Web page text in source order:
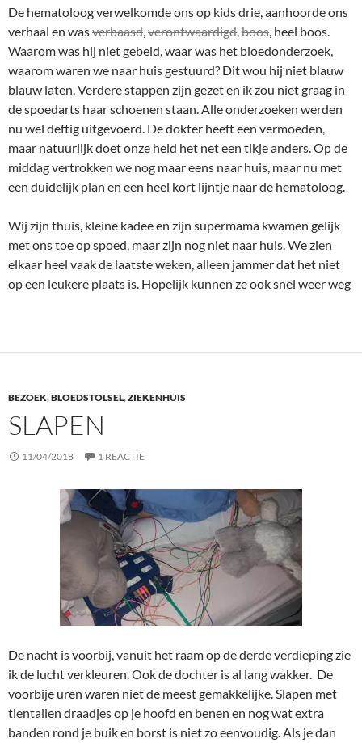
De hematoloog verwelkomde ons op kids drie, aanhoorde ons
verhaal en wasverbaasd,verontwaardigd,boos, heel boos.
Waarom was hij niet gebeld, waar was het bloedonderzoek,
waarom waren we naar huis gestuurd? Dit wou hij niet blauw
blauw laten. Verdere stappen zijn gezet en ik zou niet graag in
de spoedarts haar schoenen staan. Alle onderzoeken werden
nu wel deftig uitgevoerd. De dokter heeft een vermoeden,
maar natuurlijk doet onze held het net een tikje anders. Op de
middag vertrokken we nog maar eens naar huis, maar nu met
een duidelijk plan en een heel kort lijntje naar de hematoloog.
Wij zijn thuis, kleine kadee en zijn supermama kwamen gelijk
met ons toe op spoed, maar zijn nog niet naar huis. We zien
elkaar heel vaak de laatste weken, alleen jammer dat het niet
op een leukere plaats is. Hopelijk kunnen ze ook snel weer weg
BEZOEK,BLOEDSTOLSEL,ZIEKENHUIS
SLAPEN
11/04/2018 1 REACTIE
De nacht is voorbij, vanuit het raam op de derde verdieping zie
ik de lucht verkleuren. Ook de dochter is al lang wakker. De
voorbije uren waren niet de meest gemakkelijke. Slapen met
tientallen draadjes op je hoofd en benen en nog wat extra
banden rond je buik en borst is niet zo eenvoudig. Als je dan